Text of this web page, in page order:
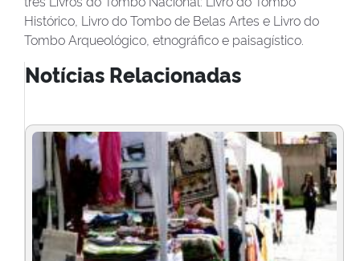
Histórico, Livro do Tombo de Belas Artes e Livro do
Tombo Arqueológico, etnográfico e paisagístico.
Notícias Relacionadas